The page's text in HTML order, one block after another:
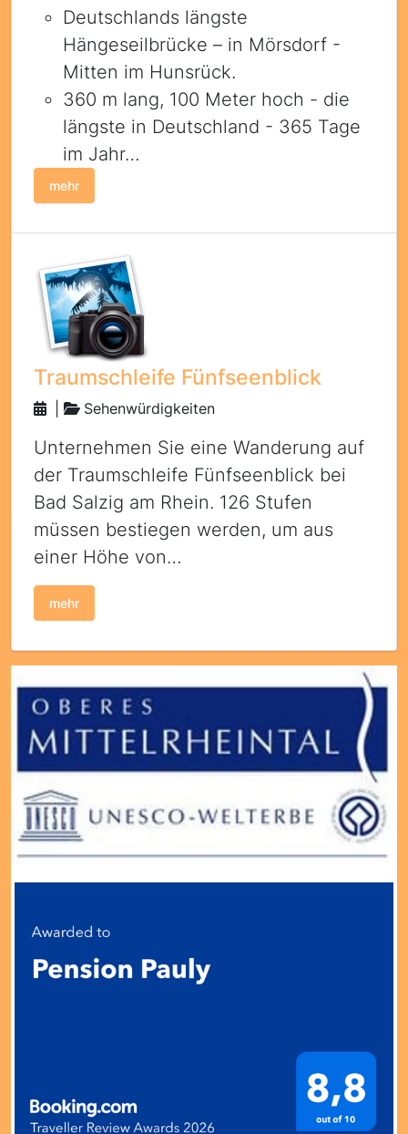
Deutschlands längste
Hängeseilbrücke – in Mörsdorf -
Mitten im Hunsrück.
360 m lang, 100 Meter hoch - die
längste in Deutschland - 365 Tage
im Jahr…
mehr
Traumschleife Fünfseenblick
Sehenwürdigkeiten
Unternehmen Sie eine Wanderung auf
der Traumschleife Fünfseenblick bei
Bad Salzig am Rhein. 126 Stufen
müssen bestiegen werden, um aus
einer Höhe von…
mehr